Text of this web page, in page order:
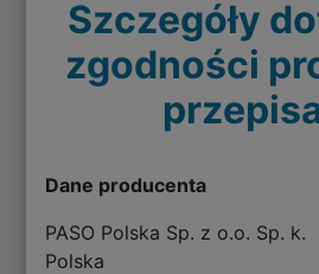
Szczegóły
zgodności
Dane producenta
PASO Polska Sp. z o.o. Sp. k.
Polska